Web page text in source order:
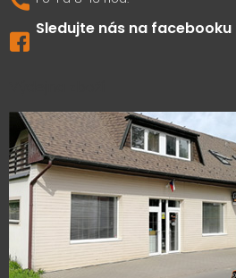
Sledujte nás na facebooku